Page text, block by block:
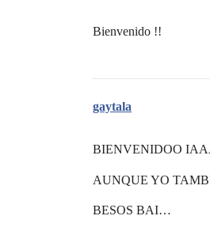
Bienvenido !!
gaytala
BIENVENIDOO
AUNQUE YO
BESOS BAI…